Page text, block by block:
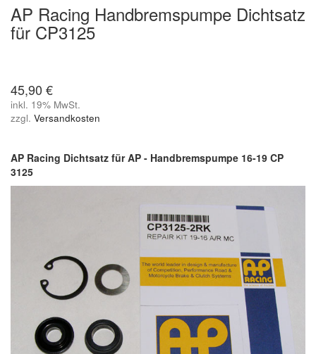
AP Racing Handbremspumpe Dichtsatz
für CP3125
45,90 €
inkl. 19% MwSt.
zzgl. Versandkosten
AP Racing Dichtsatz für AP - Handbremspumpe 16-19 CP
3125